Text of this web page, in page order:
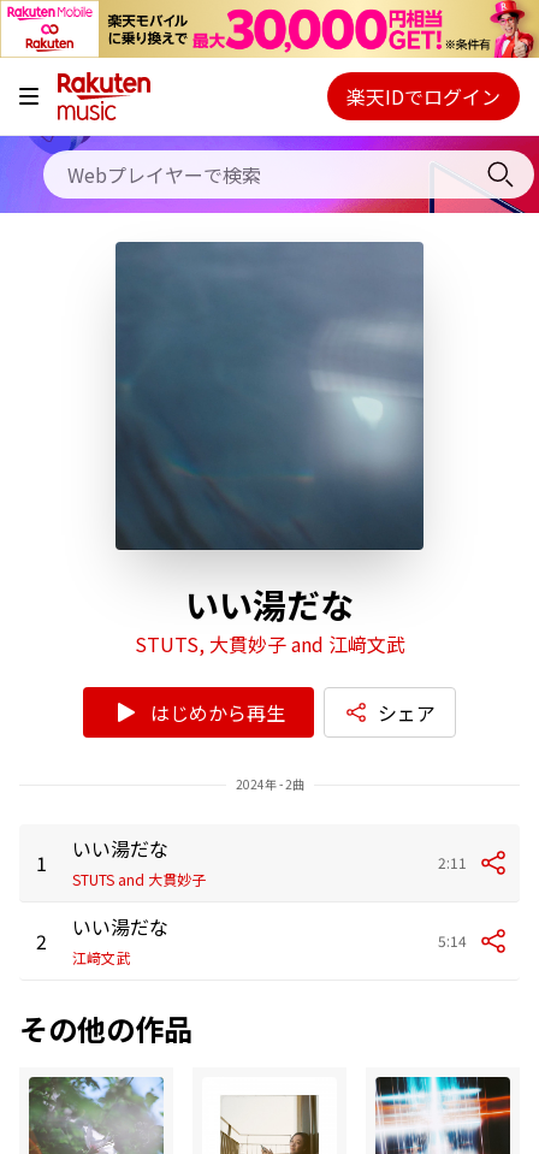
キャンペーン
料金プラン
使い方
Webプレイヤー
ご契約内容の確認・変更
楽天IDでログイン
いい湯だな
STUTS, 大貫妙子 and 江﨑文武
はじめから再生 シェア
2024年 - 2曲
1 いい湯だな
STUTS and 大貫妙子
2:11
2 いい湯だな
江﨑文武
5:14
その他の作品